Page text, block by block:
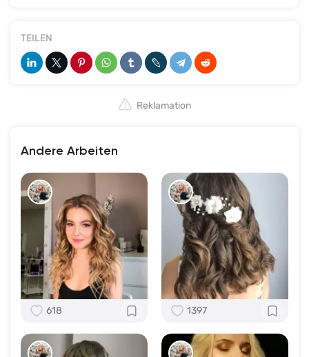
TEILEN
Reklamation
Andere Arbeiten
618 1397